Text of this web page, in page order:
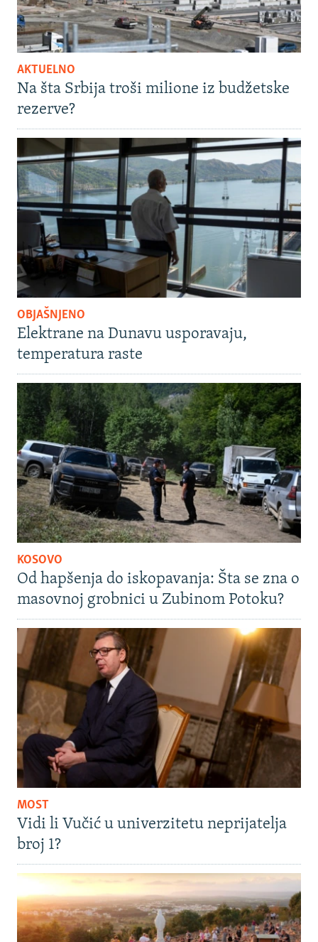
AKTUELNO
Na šta Srbija troši milione iz budžetske
rezerve?
OBJAŠNJENO
Elektrane na Dunavu usporavaju,
temperatura raste
KOSOVO
Od hapšenja do iskopavanja: Šta se zna o
masovnoj grobnici u Zubinom Potoku?
MOST
Vidi li Vučić u univerzitetu neprijatelja
broj 1?